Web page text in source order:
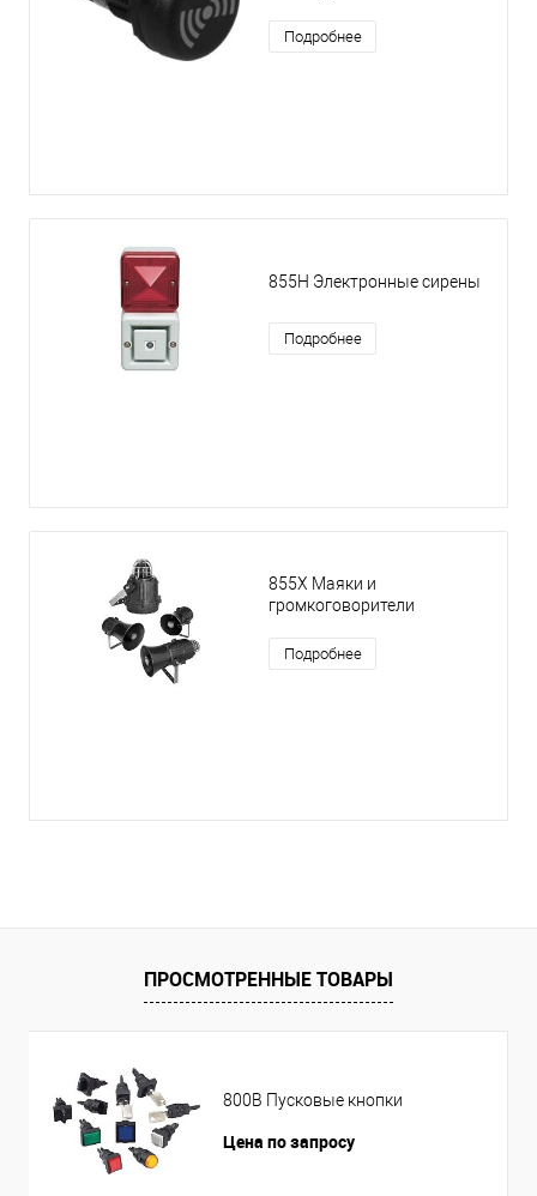
Подробнее
855H Электронные сирены
Подробнее
855X Маяки и
громкоговорители
Подробнее
ПРОСМОТРЕННЫЕ ТОВАРЫ
800B Пусковые кнопки
Цена по запросу